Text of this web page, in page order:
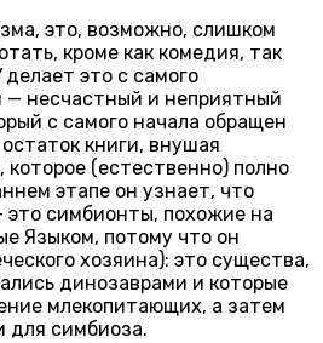
это, возможно, слишком
кроме как комедия, так
делает это с самого
— несчастный и неприятный
с самого начала обращен
книги, внушая
которое (естественно) полно
этапе он узнает, что
симбионты, похожие на
Языком, потому что он
хозяина): это существа,
динозаврами и которые
млекопитающих, а затем
симбиоза.